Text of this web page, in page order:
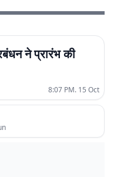
ने प्रारंभ की
8:07 PM. 15 Oct